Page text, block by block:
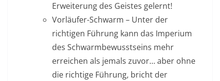
Erweiterung des Geistes gelernt!
Vorläufer-Schwarm – Unter der
richtigen Führung kann das Imperium
des Schwarmbewusstseins mehr
erreichen als jemals zuvor… aber ohne
die richtige Führung, bricht der